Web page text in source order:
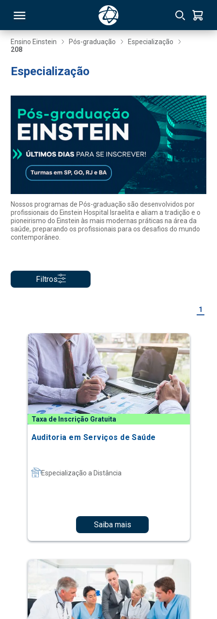
Ensino Einstein Pós-graduação
Especialização
208
Especialização
Nossos programas de Pós-graduação são desenvolvidos por
profissionais do Einstein Hospital Israelita e aliam a tradição e o
pioneirismo do Einstein às mais modernas práticas na área da
saúde, preparando os profissionais para os desafios do mundo
contemporâneo.
Filtros
1
Taxa de Inscrição Gratuita
Auditoria em Serviços de Saúde
Especialização a Distância
Saiba mais